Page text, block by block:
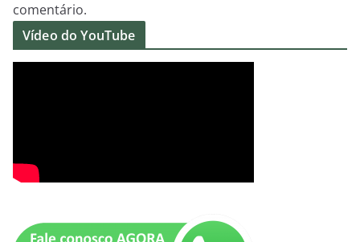
comentário.
Vídeo do YouTube